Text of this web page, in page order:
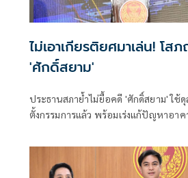
ไม่เอาเกียรติยศมาเล่น! โ
'ศักดิ์สยาม'
ประธานสภาย้ำไม่ยื้อคดี 'ศักดิ์สยาม' ใช้
ตั้งกรรมการแล้ว พร้อมเร่งแก้ปัญหาอา
ตอบไหม